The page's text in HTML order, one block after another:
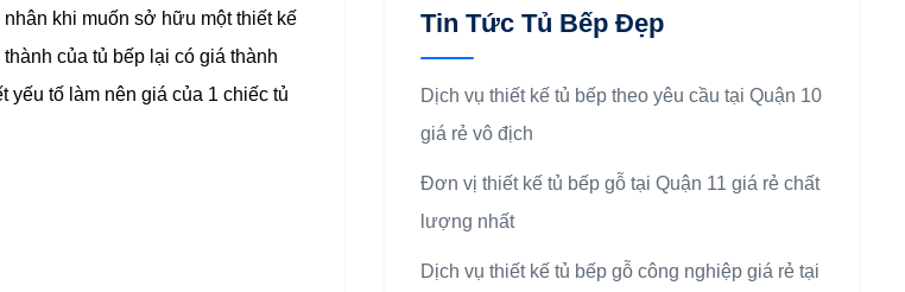
khi muốn sở hữu một thiết kế
của tủ bếp lại có giá thành
yếu tố làm nên giá của 1 chiếc tủ
Tin Tức Tủ Bếp Đẹp
Dịch vụ thiết kế tủ bếp theo yêu cầu tại Quận 10
giá rẻ vô địch
Đơn vị thiết kế tủ bếp gỗ tại Quận 11 giá rẻ chất
lượng nhất
Dịch vụ thiết kế tủ bếp gỗ công nghiệp giá rẻ tại